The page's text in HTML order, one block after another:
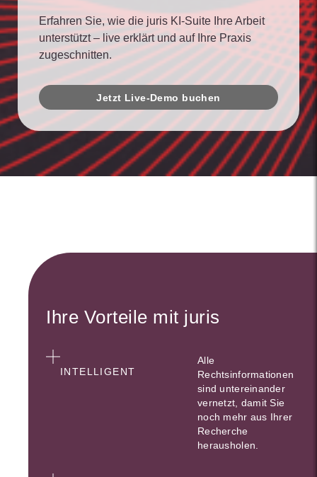
Erfahren Sie, wie die juris KI-Suite Ihre Arbeit
unterstützt – live erklärt und auf Ihre Praxis
zugeschnitten.
Jetzt Live-Demo buchen
Ihre Vorteile mit juris
INTELLIGENT
Alle
Rechtsinformationen
sind untereinander
vernetzt, damit Sie
noch mehr aus Ihrer
Recherche
herausholen.